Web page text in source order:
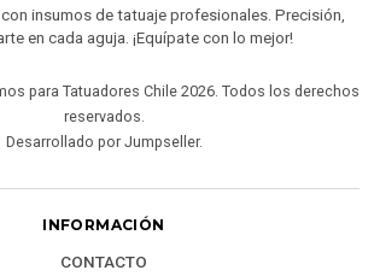
insumos de tatuaje profesionales. Precisión,
en cada aguja. ¡Equípate con lo mejor!
para Tatuadores Chile 2026. Todos los derechos
reservados.
Desarrollado por Jumpseller.
INFORMACIÓN
CONTACTO